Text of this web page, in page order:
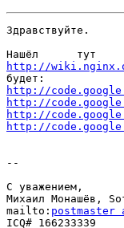
Здравствуйте.
http://
http://
http://
http://
http://
--
С уважением,
Михаил Монашёв,
mailto: